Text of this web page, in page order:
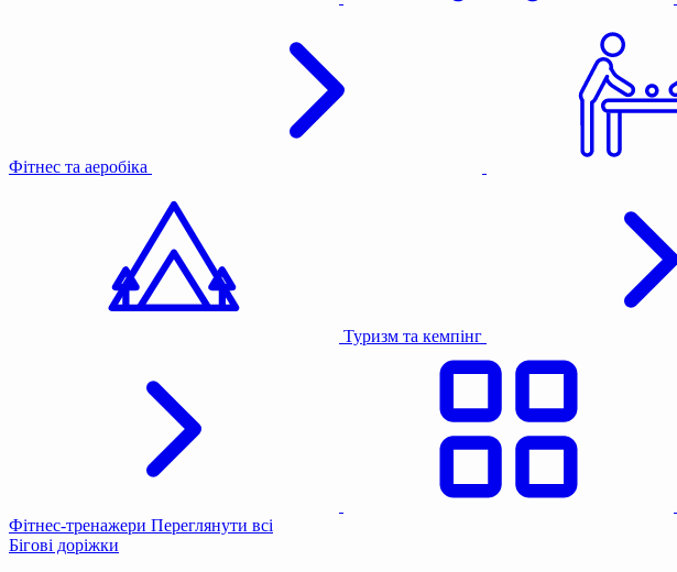
Фітнес та аеробіка
Туризм та кемпінг
Фітнес-тренажери Переглянути всі
Бігові доріжки